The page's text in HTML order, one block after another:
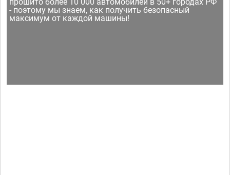
- поэтому мы знаем, как получить безопасный
максимум от каждой машины!